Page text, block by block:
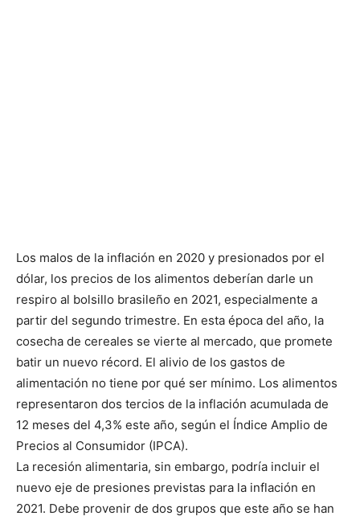
Los malos de la inflación en 2020 y presionados por el
dólar, los precios de los alimentos deberían darle un
respiro al bolsillo brasileño en 2021, especialmente a
partir del segundo trimestre. En esta época del año, la
cosecha de cereales se vierte al mercado, que promete
batir un nuevo récord. El alivio de los gastos de
alimentación no tiene por qué ser mínimo. Los alimentos
representaron dos tercios de la inflación acumulada de
12 meses del 4,3% este año, según el Índice Amplio de
Precios al Consumidor (IPCA).
La recesión alimentaria, sin embargo, podría incluir el
nuevo eje de presiones previstas para la inflación en
2021. Debe provenir de dos grupos que este año se han